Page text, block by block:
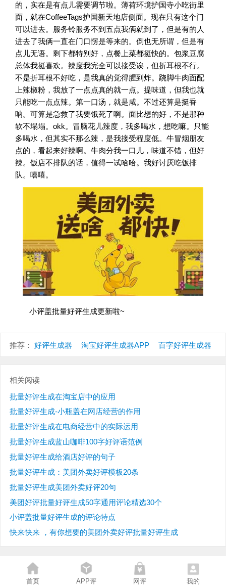
的，实在是有点儿需要调节啦。薄荷环境护国寺小吃街里
面，就在CoffeeTags护国新天地店侧面。现在只有这个门
可以进去。服务铃服务不到五点我俩就到了，但是有的人
进去了我俩一直在门口愣是等来的。倒也无所谓，但是有
点儿无语。剩下都特别好，点餐上菜都挺快的。包浆豆腐
总体我挺喜欢。辣度我完全可以接受诶，但折耳根不行。
不是折耳根不好吃，是我真的觉得腥到炸。跷脚牛肉面配
上辣椒粉，我放了一点点真的就一点。提味道，但我也就
只能吃一点点辣。第一口汤，就是咸。不过还算是挺香
呐。可算是急救了我要饿死了啊。面比想的好，不是那种
软不塌塌。okk。冒脑花儿辣度，我多喝水，想吃嘛。只能
多喝水，但其实不那么辣，是我接受程度低。牛冒烟朋友
点的，看起来好辣啊。牛肉分我一口儿，味道不错，但好
辣。饭店不排队的话，值得一试哈哈。我好讨厌吃饭排
队。嘻嘻。
小评盖批量好评生成更新啦~
推荐： 好评生成器 淘宝好评生成器APP 百字好评生成器
相关阅读
批量好评生成在淘宝店中的应用
批量好评生成-小瓶盖在网店经营的作用
批量好评生成在电商经营中的实际运用
批量好评生成蓝山咖啡100字好评语范例
批量好评生成给酒店好评的句子
批量好评生成：美团外卖好评模板20条
批量好评生成美团外卖好评20句
美团好评批量好评生成50字通用评论精选30个
小评盖批量好评生成的评论特点
快来快来 ，有你想要的美团外卖好评批量好评生成
首页 APP评 网评 我的